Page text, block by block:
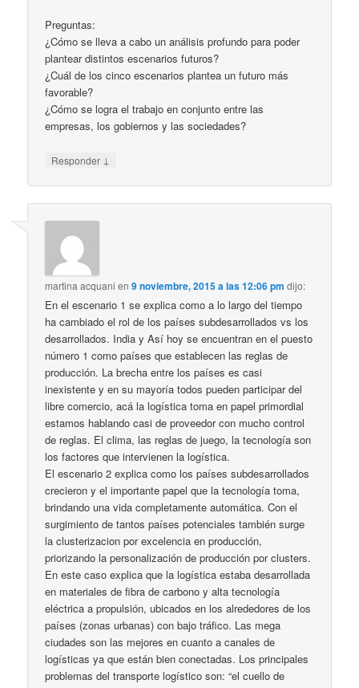
Preguntas:
¿Cómo se lleva a cabo un análisis profundo para poder
plantear distintos escenarios futuros?
¿Cuál de los cinco escenarios plantea un futuro más
favorable?
¿Cómo se logra el trabajo en conjunto entre las
empresas, los gobiernos y las sociedades?
Responder ↓
martina acquani en9 noviembre, 2015 a las 12:06 pm dijo:
En el escenario 1 se explica como a lo largo del tiempo
ha cambiado el rol de los países subdesarrollados vs los
desarrollados. India y Así hoy se encuentran en el puesto
número 1 como países que establecen las reglas de
producción. La brecha entre los países es casi
inexistente y en su mayoría todos pueden participar del
libre comercio, acá la logística toma en papel primordial
estamos hablando casi de proveedor con mucho control
de reglas. El clima, las reglas de juego, la tecnología son
los factores que intervienen la logística.
El escenario 2 explica como los países subdesarrollados
crecieron y el importante papel que la tecnología toma,
brindando una vida completamente automática. Con el
surgimiento de tantos países potenciales también surge
la clusterizacion por excelencia en producción,
priorizando la personalización de producción por clusters.
En este caso explica que la logística estaba desarrollada
en materiales de fibra de carbono y alta tecnología
eléctrica a propulsión, ubicados en los alrededores de los
países (zonas urbanas) con bajo tráfico. Las mega
ciudades son las mejores en cuanto a canales de
logísticas ya que están bien conectadas. Los principales
problemas del transporte logístico son: “el cuello de